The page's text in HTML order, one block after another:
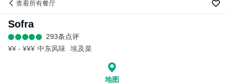
查看所有餐厅
Sofra
293条点评
¥¥ - ¥¥¥ 中东风味 埃及菜
地图